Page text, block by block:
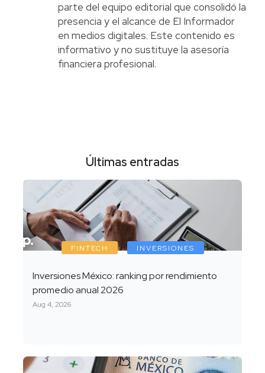
parte del equipo editorial que consolidó la
presencia y el alcance de El Informador
en medios digitales. Este contenido es
informativo y no sustituye la asesoría
financiera profesional.
Últimas entradas
FINTECH INVERSIONES
Inversiones México: ranking por rendimiento
promedio anual 2026
Aug 4, 2026